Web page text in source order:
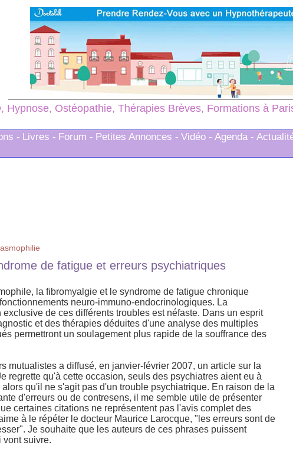
Ostéopathie, Thérapies Brèves, Formations à
- Livres - Forum - Petites Annonces - Vidéo - Agenda -
de fatigue et erreurs psychiatriques
la fibromyalgie et le syndrome de fatigue chronique
neuro-immuno-endocrinologiques. La
exclusive de ces différents troubles est néfaste. Dans un esprit
et des thérapies déduites d'une analyse des multiples
permettront un soulagement plus rapide de la souffrance des
mutualistes a diffusé, en janvier-février 2007, un article sur la
regrette qu'à cette occasion, seuls des psychiatres aient eu à
qu'il ne s'agit pas d'un trouble psychiatrique. En raison de la
d'erreurs ou de contresens, il me semble utile de présenter
certaines citations ne représentent pas l'avis complet des
à le répéter le docteur Maurice Larocque, "les erreurs sont de
Je souhaite que les auteurs de ces phrases puissent
vont suivre.